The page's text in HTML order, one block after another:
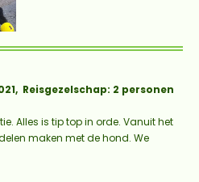
Reisgezelschap: 2 personen
Alles is tip top in orde. Vanuit het
maken met de hond. We